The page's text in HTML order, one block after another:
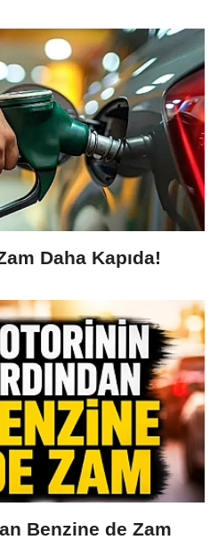
Daha Kapıda!
Benzine de Zam